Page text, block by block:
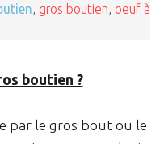
gros boutien oeuf à
boutien ?
par le gros bout ou le